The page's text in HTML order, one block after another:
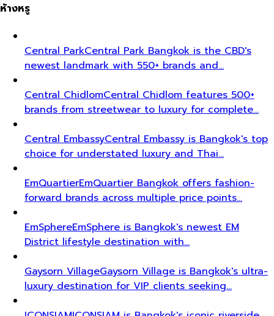
ห้างหรู
Central ParkCentral Park Bangkok is the CBD's
newest landmark with 550+ brands and…
Central ChidlomCentral Chidlom features 500+
brands from streetwear to luxury for complete…
Central EmbassyCentral Embassy is Bangkok's top
choice for understated luxury and Thai…
EmQuartierEmQuartier Bangkok offers fashion-
forward brands across multiple price points…
EmSphereEmSphere is Bangkok's newest EM
District lifestyle destination with…
Gaysorn VillageGaysorn Village is Bangkok's ultra-
luxury destination for VIP clients seeking…